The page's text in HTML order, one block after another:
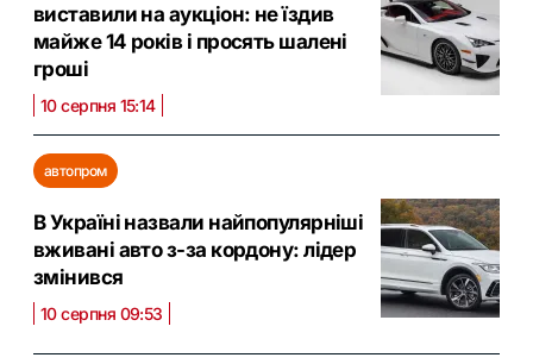
виставили на аукціон: не їздив
майже 14 років і просять шалені
гроші
10 серпня 15:14
автопром
В Україні назвали найпопулярніші
вживані авто з-за кордону: лідер
змінився
10 серпня 09:53